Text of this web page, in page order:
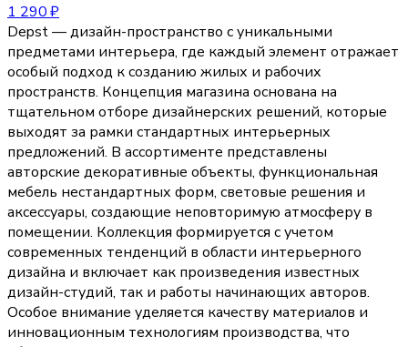
1 290 ₽
Depst — дизайн-пространство с уникальными
предметами интерьера, где каждый элемент отражает
особый подход к созданию жилых и рабочих
пространств. Концепция магазина основана на
тщательном отборе дизайнерских решений, которые
выходят за рамки стандартных интерьерных
предложений. В ассортименте представлены
авторские декоративные объекты, функциональная
мебель нестандартных форм, световые решения и
аксессуары, создающие неповторимую атмосферу в
помещении. Коллекция формируется с учетом
современных тенденций в области интерьерного
дизайна и включает как произведения известных
дизайн-студий, так и работы начинающих авторов.
Особое внимание уделяется качеству материалов и
инновационным технологиям производства, что